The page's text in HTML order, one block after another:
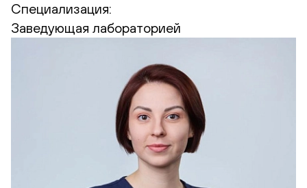
Специализация:
Заведующая лабораторией